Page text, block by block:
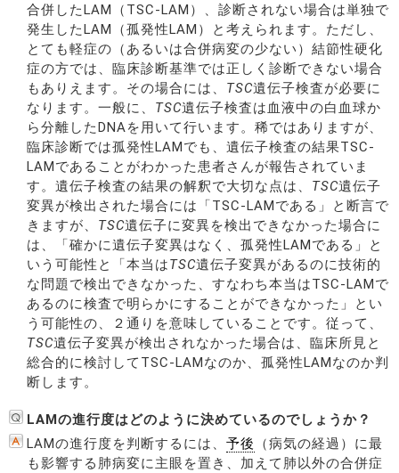
合併したLAM（TSC-LAM）、診断されない場合は単独で
発生したLAM（孤発性LAM）と考えられます。ただし、
とても軽症の（あるいは合併病変の少ない）結節性硬化
症の方では、臨床診断基準では正しく診断できない場合
もありえます。その場合には、 TSC遺伝子検査が必要に
なります。一般に、 TSC遺伝子検査は血液中の白血球か
ら分離したDNAを用いて行います。稀ではありますが、
臨床診断では孤発性LAMでも、遺伝子検査の結果TSC-
LAMであることがわかった患者さんが報告されていま
す。遺伝子検査の結果の解釈で大切な点は、 TSC遺伝子
変異が検出された場合には「TSC-LAMである」と断言で
きますが、 TSC遺伝子に変異を検出できなかった場合に
は、「確かに遺伝子変異はなく、孤発性LAMである」と
いう可能性と「本当はTSC遺伝子変異があるのに技術的
な問題で検出できなかった、すなわち本当はTSC-LAMで
あるのに検査で明らかにすることができなかった」とい
う可能性の、２通りを意味していることです。従って、
TSC遺伝子変異が検出されなかった場合は、臨床所見と
総合的に検討してTSC-LAMなのか、孤発性LAMなのか判
断します。
LAMの進行度はどのように決めているのでしょうか？
LAMの進行度を判断するには、 予後
（病気の経過）に最
も影響する肺病変に主眼を置き、加えて肺以外の合併症